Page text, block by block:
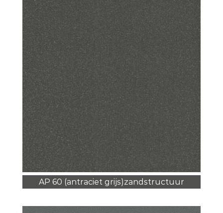
AP 60 (antraciet grijs)zandstructuur